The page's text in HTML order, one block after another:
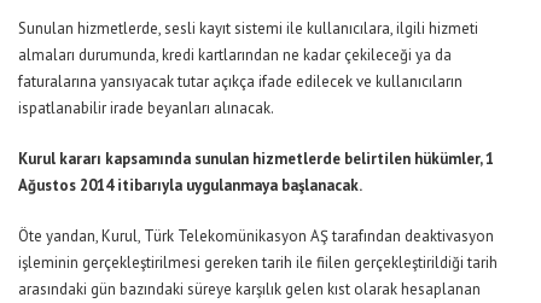
Sunulan hizmetlerde, sesli kayıt sistemi ile kullanıcılara, ilgili hizmeti
almaları durumunda, kredi kartlarından ne kadar çekileceği ya da
faturalarına yansıyacak tutar açıkça ifade edilecek ve kullanıcıların
ispatlanabilir irade beyanları alınacak.
Kurul kararı kapsamında sunulan hizmetlerde belirtilen hükümler, 1
Ağustos 2014 itibarıyla uygulanmaya başlanacak.
Öte yandan, Kurul, Türk Telekomünikasyon AŞ tarafından deaktivasyon
işleminin gerçekleştirilmesi gereken tarih ile fiilen gerçekleştirildiği tarih
arasındaki gün bazındaki süreye karşılık gelen kıst olarak hesaplanan